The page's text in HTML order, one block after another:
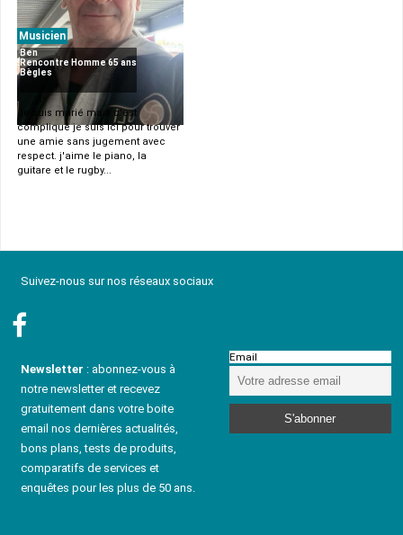
Musicien
Ben
Rencontre Homme 65 ans
Bègles
Je suis marié mais c'est
compliqué je suis ici pour trouver
une amie sans jugement avec
respect. j'aime le piano, la
guitare et le rugby...
Suivez-nous sur nos réseaux sociaux
Newsletter : abonnez-vous à
notre newsletter et recevez
gratuitement dans votre boite
email nos dernières actualités,
bons plans, tests de produits,
comparatifs de services et
enquêtes pour les plus de 50 ans.
Email